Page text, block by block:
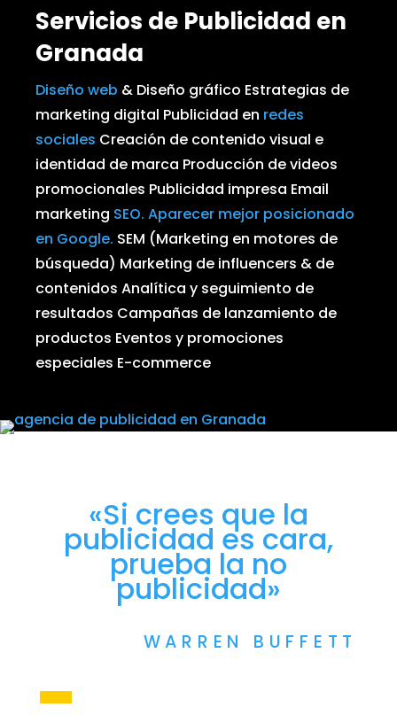
Servicios de Publicidad en
Granada
Diseño web & Diseño gráfico Estrategias de
marketing digital Publicidad en redes
sociales Creación de contenido visual e
identidad de marca Producción de videos
promocionales Publicidad impresa Email
marketing SEO. Aparecer mejor posicionado
en Google. SEM (Marketing en motores de
búsqueda) Marketing de influencers & de
contenidos Analítica y seguimiento de
resultados Campañas de lanzamiento de
productos Eventos y promociones
especiales E-commerce
«Si crees que la
publicidad es cara,
prueba la no
publicidad»
WARREN BUFFETT